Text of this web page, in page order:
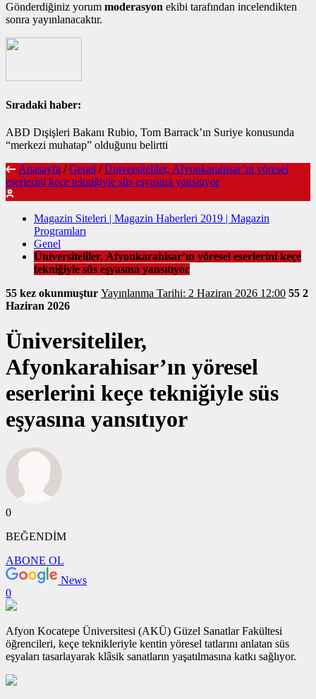
Gönderdiğiniz yorum moderasyon ekibi tarafından incelendikten
sonra yayınlanacaktır.
Sıradaki haber:
ABD Dışişleri Bakanı Rubio, Tom Barrack’ın Suriye konusunda
“merkezi muhatap” olduğunu belirtti
Anasayfa / Genel / Üniversiteliler, Afyonkarahisar’ın yöresel
eserlerini keçe tekniğiyle süs eşyasına yansıtıyor
Magazin Siteleri | Magazin Haberleri 2019 | Magazin
Programları
Genel
Üniversiteliler, Afyonkarahisar’ın yöresel eserlerini keçe
tekniğiyle süs eşyasına yansıtıyor
55 kez okunmuştur
Yayınlanma Tarihi: 2 Haziran 2026 12:00 55 2
Haziran 2026
Üniversiteliler,
Afyonkarahisar’ın yöresel
eserlerini keçe tekniğiyle süs
eşyasına yansıtıyor
0
BEĞENDİM
ABONE OL
News
0
Afyon Kocatepe Üniversitesi (AKÜ) Güzel Sanatlar Fakültesi
öğrencileri, keçe teknikleriyle kentin yöresel tatlarını anlatan süs
eşyaları tasarlayarak klâsik sanatların yaşatılmasına katkı sağlıyor.